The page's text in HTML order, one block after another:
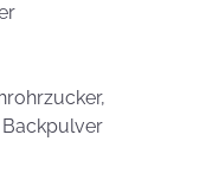
Backpulver